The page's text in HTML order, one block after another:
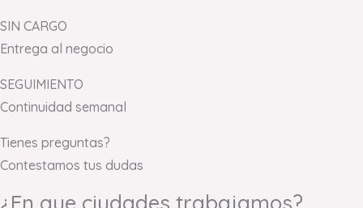
SIN CARGO
Entrega al negocio
SEGUIMIENTO
Continuidad semanal
Tienes preguntas?
Contestamos tus dudas